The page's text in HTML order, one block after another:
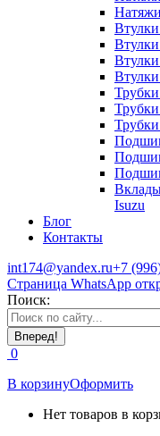
Isuzu
Блог
Контакты
int174@yandex.ru+7
Страница WhatsApp
Поиск:
0
В корзинуОформить
Нет товаров в